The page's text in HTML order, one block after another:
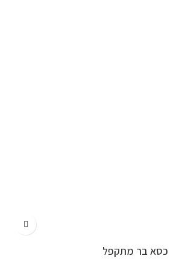
כסא בר מתקפל